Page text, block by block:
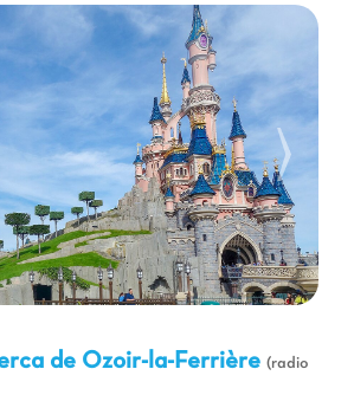
fácilmente al famoso parque de
París
para un día mágico, o partir a
históricos de la región, como el Castillo de
obra maestra de la arquitectura clásica.
apreciarán los paseos por el
paseos a lo largo del Marne. Para los
campos de renombre se encuentran
a París también le abre las puertas de la
museos, monumentos y atracciones.
fuertes, cultura o momentos de
de Ozoir-la-Ferrière (radio